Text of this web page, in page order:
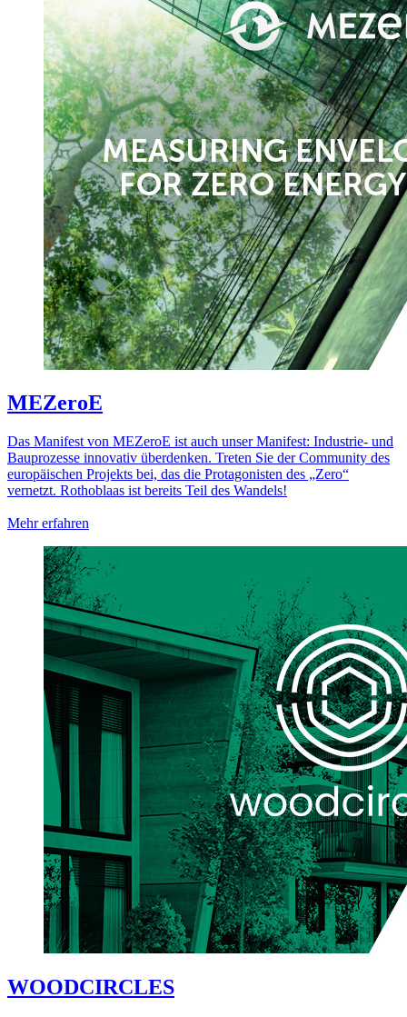
MEZeroE
Das Manifest von MEZeroE ist auch unser Manifest: Industrie- und
Bauprozesse innovativ überdenken. Treten Sie der Community des
europäischen Projekts bei, das die Protagonisten des „Zero“
vernetzt. Rothoblaas ist bereits Teil des Wandels!
Mehr erfahren
WOODCIRCLES